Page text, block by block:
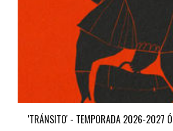
'TRÁNSITO' - TEMPORADA 2026-2027